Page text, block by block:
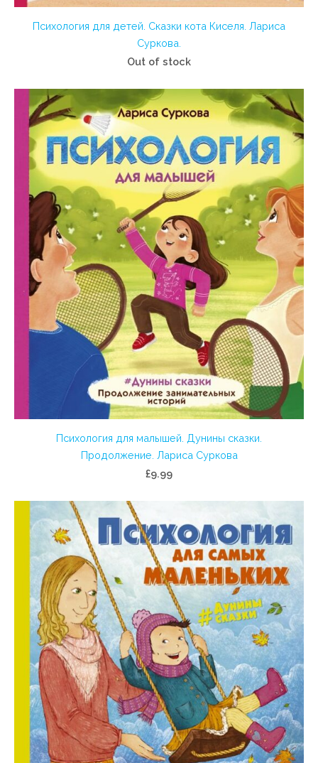
Психология для детей. Сказки кота Киселя. Лариса
Суркова.
Out of stock
Психология для малышей. Дунины сказки.
Продолжение. Лариса Суркова
£9.99